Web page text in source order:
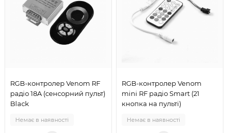
RGB-контролер Venom RF
радіо 18A (сенсорний пульт)
Black
Немає в наявності
RGB-контролер Venom
mini RF радіо Smart (21
кнопка на пульті)
Немає в наявності